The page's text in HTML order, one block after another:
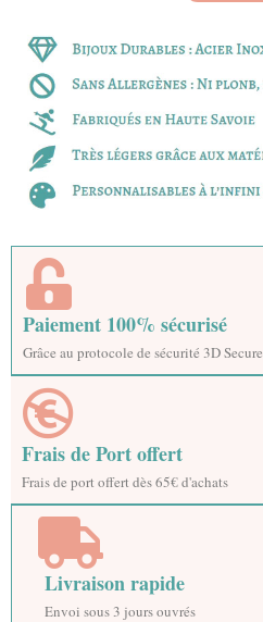
Paiement 100% sécurisé
Grâce au protocole de sécurité 3D Secure
Frais de Port offert
Frais de port offert dès 65€ d'achats
Livraison rapide
Envoi sous 3 jours ouvrés